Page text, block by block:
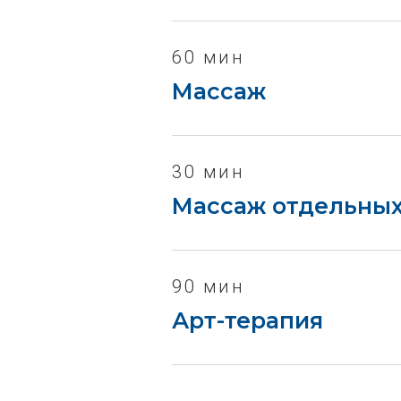
60 мин
Массаж
30 мин
Массаж
90 мин
Арт-терапия